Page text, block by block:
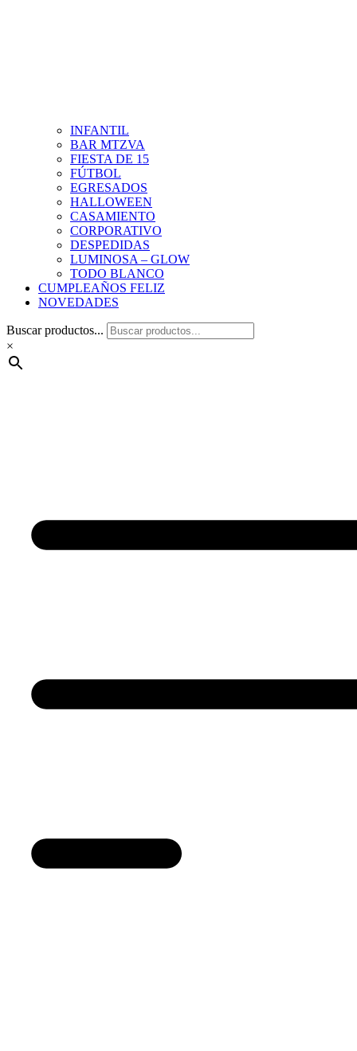
INFANTIL
BAR MTZVA
FIESTA DE 15
FÚTBOL
EGRESADOS
HALLOWEEN
CASAMIENTO
CORPORATIVO
DESPEDIDAS
LUMINOSA – GLOW
TODO BLANCO
CUMPLEAÑOS FELIZ
NOVEDADES
Buscar productos...
×